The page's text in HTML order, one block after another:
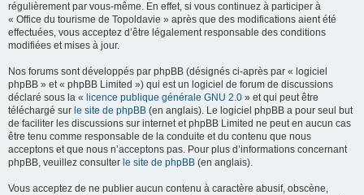
régulièrement par vous-même. En effet, si vous continuez à participer à
« Office du tourisme de Topoldavie » après que des modifications aient été
effectuées, vous acceptez d’être légalement responsable des conditions
modifiées et mises à jour.
Nos forums sont développés par phpBB (désignés ci-après par « logiciel
phpBB » et « phpBB Limited ») qui est un logiciel de forum de discussions
déclaré sous la « licence publique générale GNU 2.0 » et qui peut être
téléchargé sur le site de phpBB (en anglais). Le logiciel phpBB a pour seul but
de faciliter les discussions sur internet et phpBB Limited ne peut en aucun cas
être tenu comme responsable de la conduite et du contenu que nous
acceptons et que nous n’acceptons pas. Pour plus d’informations concernant
phpBB, veuillez consulter le site de phpBB (en anglais).
Vous acceptez de ne publier aucun contenu à caractère abusif, obscène,